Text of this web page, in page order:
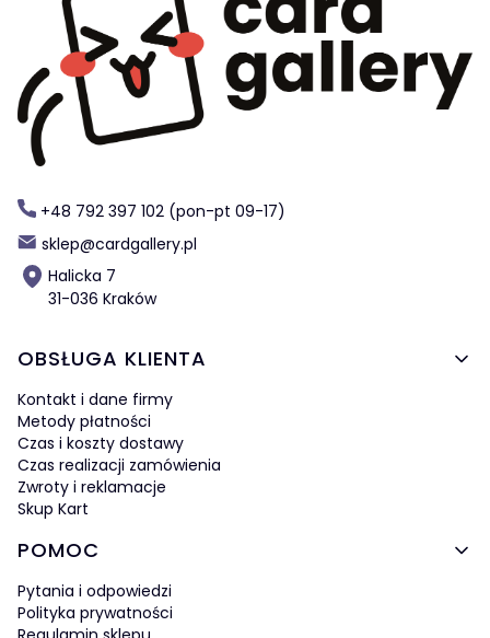
+48 792 397 102 (pon-pt 09-17)
sklep@cardgallery.pl
Halicka 7
31-036 Kraków
Linki w stopce
OBSŁUGA KLIENTA
Kontakt i dane firmy
Metody płatności
Czas i koszty dostawy
Czas realizacji zamówienia
Zwroty i reklamacje
Skup Kart
POMOC
Pytania i odpowiedzi
Polityka prywatności